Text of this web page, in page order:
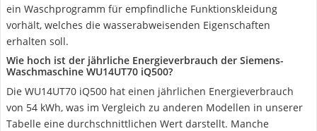
ein Waschprogramm für empfindliche Funktionskleidung
vorhält, welches die wasserabweisenden Eigenschaften
erhalten soll.
Wie hoch ist der jährliche Energieverbrauch der Siemens-
Waschmaschine WU14UT70 iQ500?
Die WU14UT70 iQ500 hat einen jährlichen Energieverbrauch
von 54 kWh, was im Vergleich zu anderen Modellen in unserer
Tabelle eine durchschnittlichen Wert darstellt. Manche